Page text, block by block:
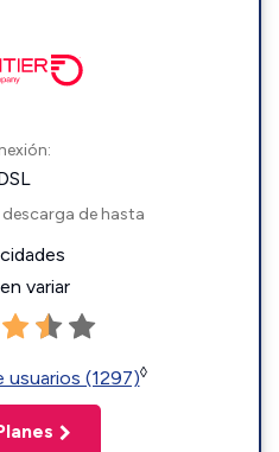
de hasta
variar
usuarios (1297)◊